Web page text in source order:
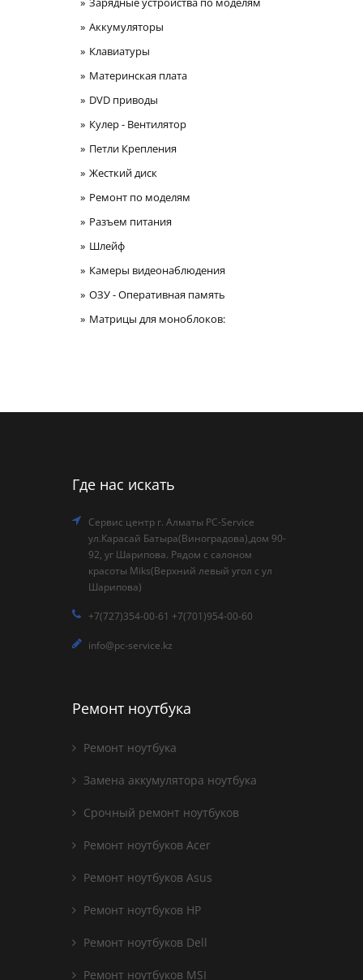
Аккумуляторы
Клавиатуры
Материнская плата
DVD приводы
Кулер - Вентилятор
Петли Крепления
Жесткий диск
Ремонт по моделям
Разъем питания
Шлейф
Камеры видеонаблюдения
ОЗУ - Оперативная память
Матрицы для моноблоков:
Где нас искать
Сервис центр г. Алматы PC-Service
ул.Карасай Батыра(Виноградова),дом 90-
92, уг Шарипова. Рядом с салоном
красоты Miks(Верхний левый угол с ул
Шарипова)
+7(727)354-00-61 +7(701)954-00-60
info@pc-service.kz
Ремонт ноутбука
Ремонт ноутбука
Замена аккумулятора ноутбука
Срочный ремонт ноутбуков
Ремонт ноутбуков Acer
Ремонт ноутбуков Asus
Ремонт ноутбуков HP
Ремонт ноутбуков Dell
Ремонт ноутбуков MSI